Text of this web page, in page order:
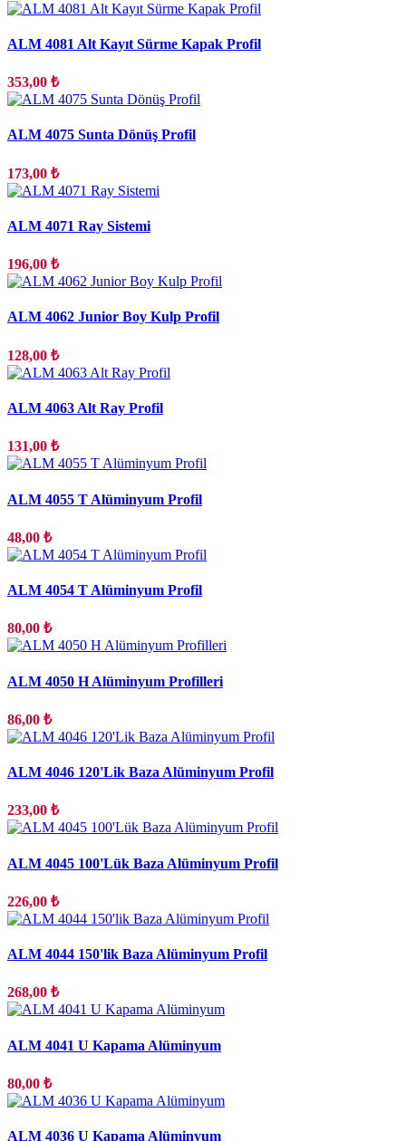
ALM 4081 Alt Kayıt Sürme Kapak Profil
353,00 ₺
ALM 4075 Sunta Dönüş Profil
173,00 ₺
ALM 4071 Ray Sistemi
196,00 ₺
ALM 4062 Junior Boy Kulp Profil
128,00 ₺
ALM 4063 Alt Ray Profil
131,00 ₺
ALM 4055 T Alüminyum Profil
48,00 ₺
ALM 4054 T Alüminyum Profil
80,00 ₺
ALM 4050 H Alüminyum Profilleri
86,00 ₺
ALM 4046 120'Lik Baza Alüminyum Profil
233,00 ₺
ALM 4045 100'Lük Baza Alüminyum Profil
226,00 ₺
ALM 4044 150'lik Baza Alüminyum Profil
268,00 ₺
ALM 4041 U Kapama Alüminyum
80,00 ₺
ALM 4036 U Kapama Alüminyum